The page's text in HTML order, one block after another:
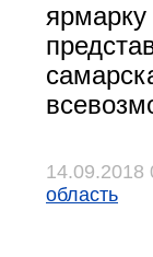
14.09.2018
область